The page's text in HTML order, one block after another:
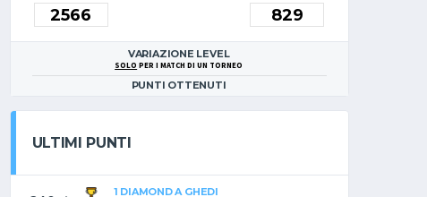
VARIAZIONE LEVEL
SOLO PER I MATCH DI UN TORNEO
PUNTI OTTENUTI
ULTIMI PUNTI
1 DIAMOND A GHEDI